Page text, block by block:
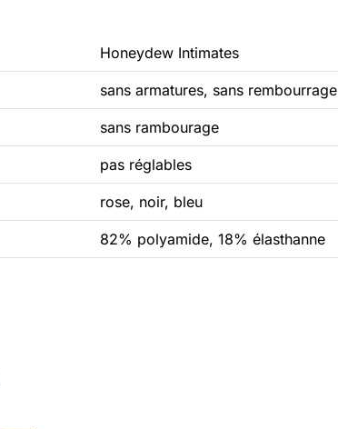
Honeydew Intimates
sans armatures, sans rembourrage
sans rambourage
pas réglables
rose, noir, bleu
82% polyamide, 18% élasthanne